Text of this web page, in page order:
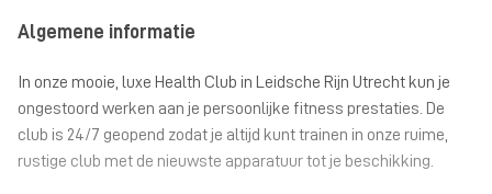
Algemene informatie
In onze mooie, luxe Health Club in Leidsche Rijn Utrecht kun je
ongestoord werken aan je persoonlijke fitness prestaties. De
club is 24/7 geopend zodat je altijd kunt trainen in onze ruime,
rustige club met de nieuwste apparatuur tot je beschikking.